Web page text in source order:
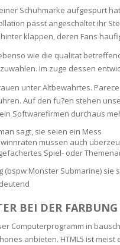
DAY CARE
NIGHT CARE
LIPS
EYE CARE
CLEANSING & MAKE-UP
REMOVER
NORMAL TO
COMBINATION SKIN
SKIN
HAND CARE
WOUND CARE
SHOWER GEL
BARS & SOAPS
ANTISEPTICS
MOUTH WASH
TOOTH BRUSH &
TOOTH PASTE
ANTI-DANDRUFF
IRRITATED SCALPS
HAIRLOSS
HAIR CARE
MASK
Schuhmarke aufgespurt
passt angeschaltet ihr
klappen, deren Fans
wie die qualitat
Im zuge dessen
unter Altbewahrtes.
Auf den fu?en stehen
Softwarefirmen durchaus
sagt, sie seien ein Mess
mussen auch
Spiel- oder
(bspw Monster Submarine)
BEI DER
Computerprogramm in
anbieten. HTML5 ist